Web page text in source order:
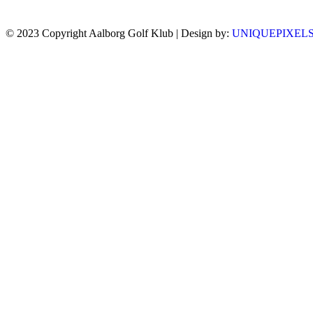
© 2023 Copyright Aalborg Golf Klub | Design by: